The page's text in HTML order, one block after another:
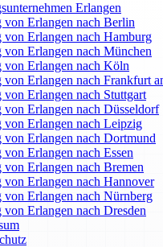
Erlangen
von Erlangen nach Berlin
von Erlangen nach Hamburg
von Erlangen nach München
von Erlangen nach Köln
von Erlangen nach Frankfurt
von Erlangen nach Stuttgart
von Erlangen nach Düsseldorf
von Erlangen nach Leipzig
von Erlangen nach Dortmund
von Erlangen nach Essen
von Erlangen nach Bremen
von Erlangen nach Hannover
von Erlangen nach Nürnberg
von Erlangen nach Dresden